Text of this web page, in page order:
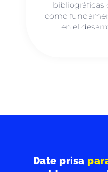
bibliográficas
como
en el
Date prisa